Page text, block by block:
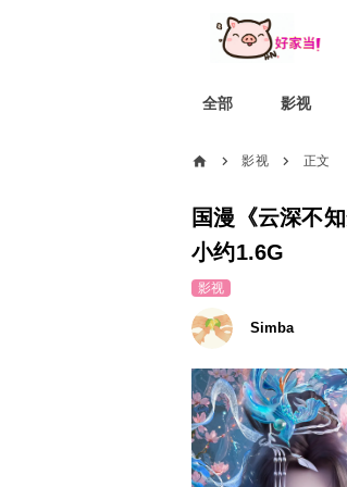
全部 影视
home chevron_right 影视 chevron_right 正文
国漫《云深不
小约1.6G
影视
Simba